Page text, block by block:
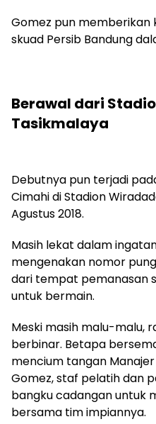
Gomez pun
skuad Persib Bandung
Berawal dari
Tasikmalaya
Debutnya pun terjadi
Cimahi di Stadion
Agustus 2018.
Masih lekat dalam
mengenakan nomor
dari tempat pemanasan
untuk bermain.
Meski masih malu-malu,
berbinar. Betapa
mencium tangan
Gomez, staf pelatih dan
bangku cadangan untuk
bersama tim impiannya.